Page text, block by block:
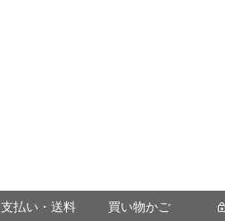
支払い・送料 買い物かご